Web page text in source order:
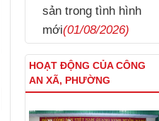
sản trong tình hình
mới(01/08/2026)
HOẠT ĐỘNG CỦA CÔNG
AN XÃ, PHƯỜNG
Nguyễn Sinh Dưỡng